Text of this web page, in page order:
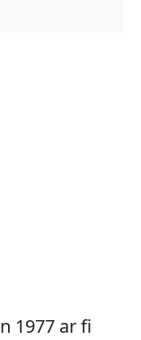
1977 ar fi